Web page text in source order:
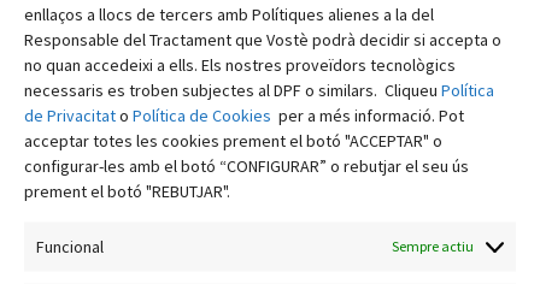
enllaços a llocs de tercers amb Polítiques alienes a la del
Responsable del Tractament que Vostè podrà decidir si accepta o
no quan accedeixi a ells. Els nostres proveïdors tecnològics
necessaris es troben subjectes al DPF o similars. Cliqueu Política
de Privacitato Política de Cookies per a més informació. Pot
acceptar totes les cookies prement el botó "ACCEPTAR" o
configurar-les amb el botó “CONFIGURAR” o rebutjar el seu ús
prement el botó "REBUTJAR".
Funcional Sempre actiu
febrer 2024
gener 2024
desembre 2023
novembre 2023
octubre 2023